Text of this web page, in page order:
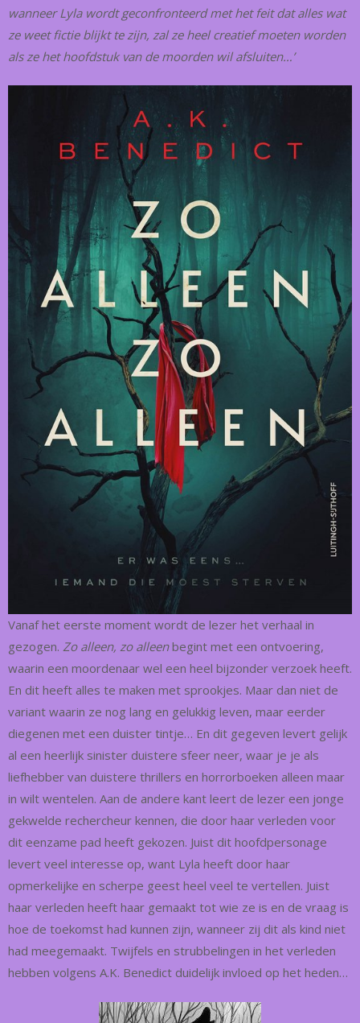
wanneer Lyla wordt geconfronteerd met het feit dat alles wat
ze weet fictie blijkt te zijn, zal ze heel creatief moeten worden
als ze het hoofdstuk van de moorden wil afsluiten…’
Vanaf het eerste moment wordt de lezer het verhaal in
gezogen. Zo alleen, zo alleenbegint met een ontvoering,
waarin een moordenaar wel een heel bijzonder verzoek heeft.
En dit heeft alles te maken met sprookjes. Maar dan niet de
variant waarin ze nog lang en gelukkig leven, maar eerder
diegenen met een duister tintje… En dit gegeven levert gelijk
al een heerlijk sinister duistere sfeer neer, waar je je als
liefhebber van duistere thrillers en horrorboeken alleen maar
in wilt wentelen. Aan de andere kant leert de lezer een jonge
gekwelde rechercheur kennen, die door haar verleden voor
dit eenzame pad heeft gekozen. Juist dit hoofdpersonage
levert veel interesse op, want Lyla heeft door haar
opmerkelijke en scherpe geest heel veel te vertellen. Juist
haar verleden heeft haar gemaakt tot wie ze is en de vraag is
hoe de toekomst had kunnen zijn, wanneer zij dit als kind niet
had meegemaakt. Twijfels en strubbelingen in het verleden
hebben volgens A.K. Benedict duidelijk invloed op het heden…